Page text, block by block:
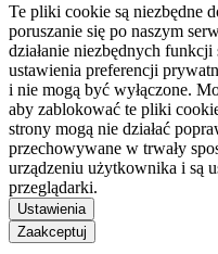
Te pliki cookie są niezbędne
poruszanie się po naszym
działanie niezbędnych
ustawienia preferencji
i nie mogą być wyłączone.
aby zablokować te pliki
strony mogą nie działać
przechowywane w trwały
urządzeniu użytkownika i są
przeglądarki.
Ustawienia
Zaakceptuj